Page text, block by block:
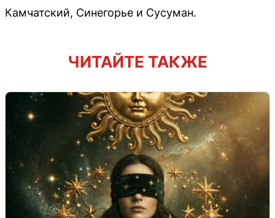
Камчатский, Синегорье и Сусуман.
ЧИТАЙТЕ ТАКЖЕ